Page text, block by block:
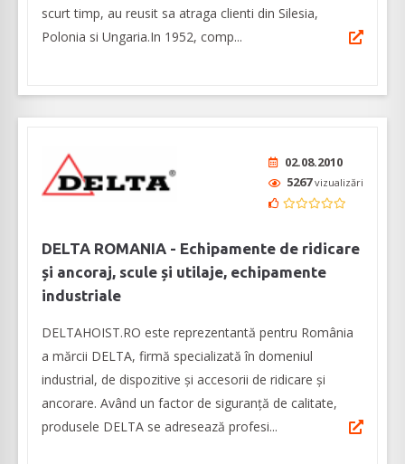
scurt timp, au reusit sa atraga clienti din Silesia,
Polonia si Ungaria.In 1952, comp...
02.08.2010
5267vizualizări
DELTA ROMANIA - Echipamente de ridicare
și ancoraj, scule și utilaje, echipamente
industriale
DELTAHOIST.RO este reprezentantă pentru România
a mărcii DELTA, firmă specializată în domeniul
industrial, de dispozitive și accesorii de ridicare și
ancorare. Având un factor de siguranță de calitate,
produsele DELTA se adresează profesi...